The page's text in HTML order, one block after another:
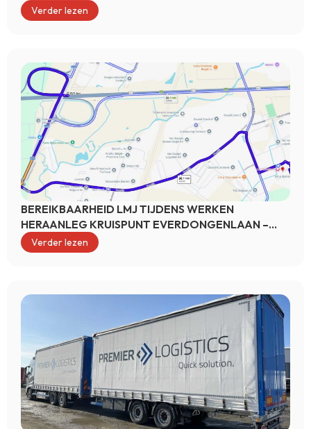
Verder lezen
BEREIKBAARHEID LMJ TIJDENS WERKEN
HERAANLEG KRUISPUNT EVERDONGENLAAN –
STEENWEG OP TIELEN
Verder lezen